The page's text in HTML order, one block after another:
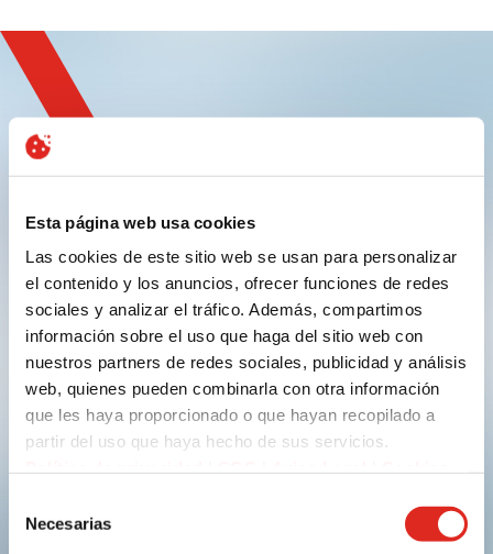
Esta página web usa cookies
Las cookies de este sitio web se usan para personalizar
el contenido y los anuncios, ofrecer funciones de redes
sociales y analizar el tráfico. Además, compartimos
información sobre el uso que haga del sitio web con
nuestros partners de redes sociales, publicidad y análisis
web, quienes pueden combinarla con otra información
que les haya proporcionado o que hayan recopilado a
partir del uso que haya hecho de sus servicios.
Necesarias
experimente la innovación
Enviar
linkedin
youtube